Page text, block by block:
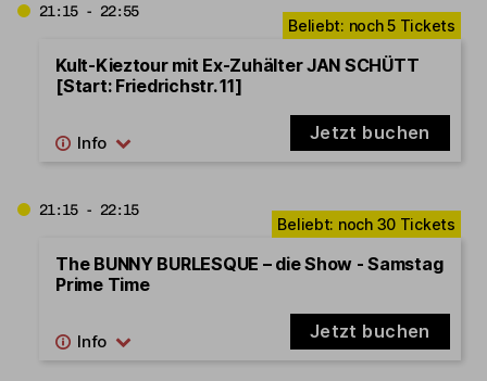
21:15 - 22:55
Kult-Kieztour mit Ex-Zuhälter JAN SCHÜTT
[Start: Friedrichstr. 11]
Jetzt buchen
21:15 - 22:15
The BUNNY BURLESQUE – die Show - Samstag
Prime Time
Jetzt buchen